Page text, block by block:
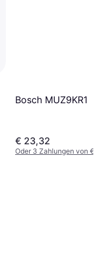
Bosch MUZ9KR1
€ 23,32
Oder 3 Zahlungen von € 7,77